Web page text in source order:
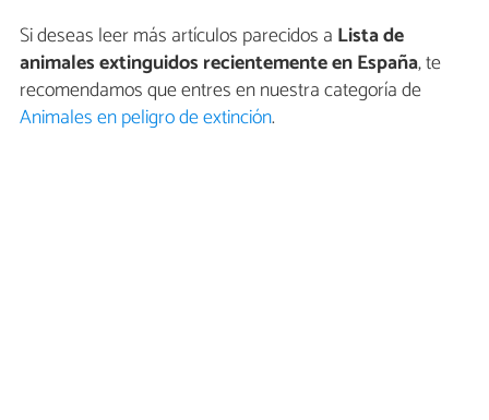
Si deseas leer más artículos parecidos a Lista de
animales extinguidos recientemente en España, te
recomendamos que entres en nuestra categoría de
Animales en peligro de extinción.